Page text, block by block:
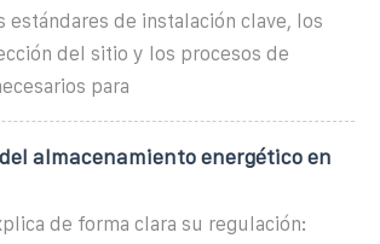
estándares de instalación clave, los
del sitio y los procesos de
para
almacenamiento energético en
de forma clara su regulación: